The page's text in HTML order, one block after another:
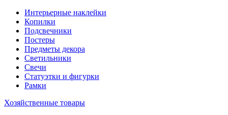
Интерьерные наклейки
Копилки
Подсвечники
Постеры
Предметы декора
Светильники
Свечи
Статуэтки и фигурки
Рамки
Хозяйственные товары